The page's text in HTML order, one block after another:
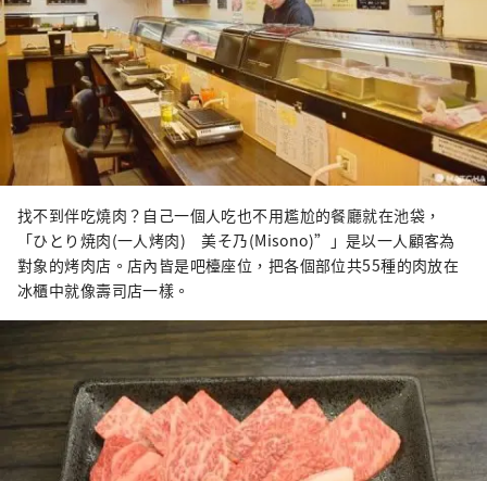
找不到伴吃燒肉？自己一個人吃也不用尷尬的餐廳就在池袋，
「ひとり焼肉(一人烤肉) 美そ乃(Misono)”」是以一人顧客為
對象的烤肉店。店內皆是吧檯座位，把各個部位共55種的肉放在
冰櫃中就像壽司店一樣。